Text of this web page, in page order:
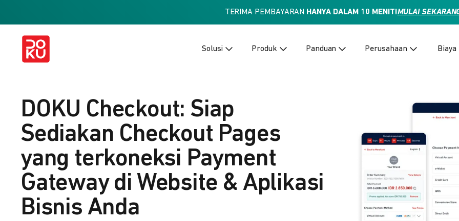
TERIMA PEMBAYARAN HANYA DALAM 10 MENIT!MULAI
Solusi Produk Panduan Perusahaan Biaya
DOKU Checkout: Siap
Sediakan Checkout Pages
yang terkoneksi Payment
Gateway di Website & Aplikasi
Bisnis Anda